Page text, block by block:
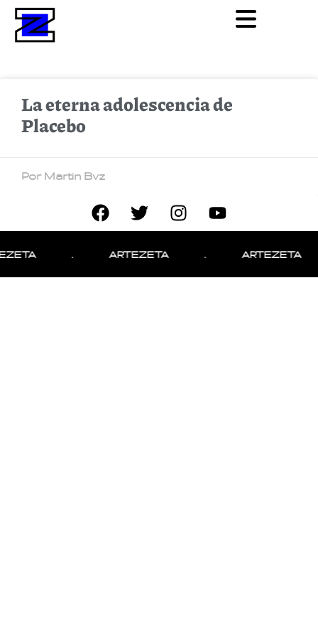
La eterna adolescencia de
Placebo
Por Martin Bvz
ARTEZETA ARTEZETA